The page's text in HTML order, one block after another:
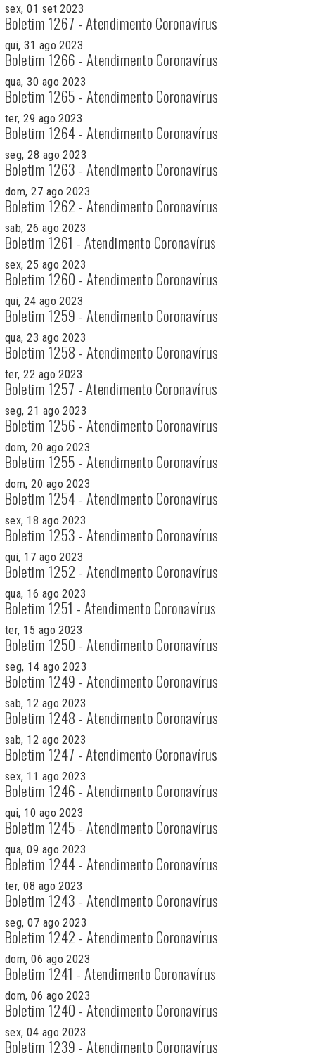
sex, 01 set 2023
Boletim 1267 - Atendimento Coronavírus
qui, 31 ago 2023
Boletim 1266 - Atendimento Coronavírus
qua, 30 ago 2023
Boletim 1265 - Atendimento Coronavírus
ter, 29 ago 2023
Boletim 1264 - Atendimento Coronavírus
seg, 28 ago 2023
Boletim 1263 - Atendimento Coronavírus
dom, 27 ago 2023
Boletim 1262 - Atendimento Coronavírus
sab, 26 ago 2023
Boletim 1261 - Atendimento Coronavírus
sex, 25 ago 2023
Boletim 1260 - Atendimento Coronavírus
qui, 24 ago 2023
Boletim 1259 - Atendimento Coronavírus
qua, 23 ago 2023
Boletim 1258 - Atendimento Coronavírus
ter, 22 ago 2023
Boletim 1257 - Atendimento Coronavírus
seg, 21 ago 2023
Boletim 1256 - Atendimento Coronavírus
dom, 20 ago 2023
Boletim 1255 - Atendimento Coronavírus
dom, 20 ago 2023
Boletim 1254 - Atendimento Coronavírus
sex, 18 ago 2023
Boletim 1253 - Atendimento Coronavírus
qui, 17 ago 2023
Boletim 1252 - Atendimento Coronavírus
qua, 16 ago 2023
Boletim 1251 - Atendimento Coronavírus
ter, 15 ago 2023
Boletim 1250 - Atendimento Coronavírus
seg, 14 ago 2023
Boletim 1249 - Atendimento Coronavírus
sab, 12 ago 2023
Boletim 1248 - Atendimento Coronavírus
sab, 12 ago 2023
Boletim 1247 - Atendimento Coronavírus
sex, 11 ago 2023
Boletim 1246 - Atendimento Coronavírus
qui, 10 ago 2023
Boletim 1245 - Atendimento Coronavírus
qua, 09 ago 2023
Boletim 1244 - Atendimento Coronavírus
ter, 08 ago 2023
Boletim 1243 - Atendimento Coronavírus
seg, 07 ago 2023
Boletim 1242 - Atendimento Coronavírus
dom, 06 ago 2023
Boletim 1241 - Atendimento Coronavírus
dom, 06 ago 2023
Boletim 1240 - Atendimento Coronavírus
sex, 04 ago 2023
Boletim 1239 - Atendimento Coronavírus